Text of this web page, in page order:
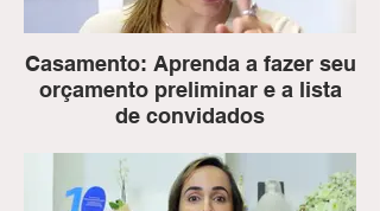
Casamento: Aprenda a fazer seu
orçamento preliminar e a lista
de convidados
preliminar em três etapas e a fazer a lista
de convidados.